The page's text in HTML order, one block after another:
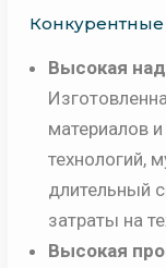
Высокая
материалов
технологий,
длительный
затраты на
Высокая